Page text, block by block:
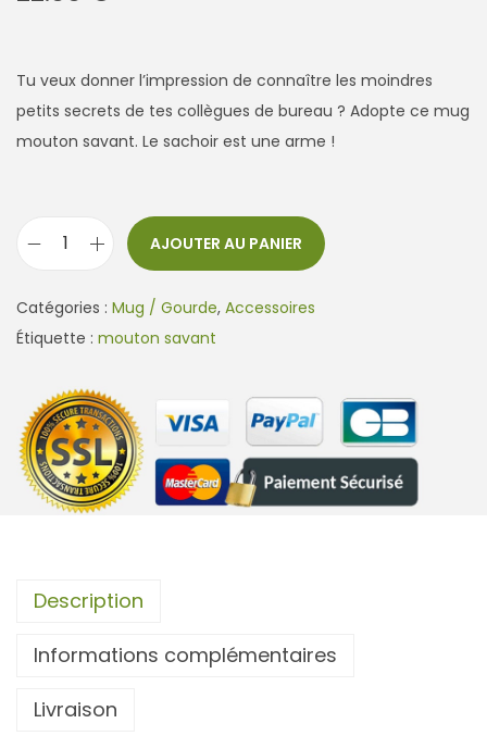
Tu veux donner l’impression de connaître les moindres
petits secrets de tes collègues de bureau ? Adopte ce mug
mouton savant. Le sachoir est une arme !
a
n
i
t
é
d
u
M
u
AJOUTER AU PANIER
Catégories : Mug / Gourde, Accessoires
Étiquette : mouton savant
Description
Informations complémentaires
Livraison